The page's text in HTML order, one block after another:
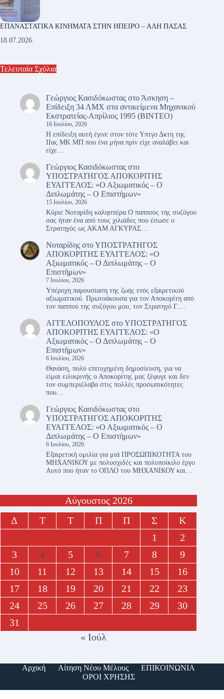
ΕΠΑΝΑΣΤΑΤΙΚΑ ΚΙΝΗΜΑΤΑ ΣΤΗΝ ΗΠΕΙΡΟ – ΑΛΗ ΠΑΣΑΣ
18.07.2026.
Τελευταία Σχόλια
Γεώργιος Κασιδόκωστας στο Άσκηση –
Επίδειξη 34 ΛΜΧ στα αντικείμενα Μηχανικού
Εκστρατείας-Απρίλιος 1995 (ΒΙΝΤΕΟ)
16 Ιουλίου, 2026
Η επίδειξη αυτή έγινε στον τότε Υπτγο Δκτη της
ΙΙας ΜΚ ΜΠ που ένα μήνα πρίν είχε αναλάβει και
είχε…
Γεώργιος Κασιδόκωστας στο
ΥΠΟΣΤΡΑΤΗΓΟΣ ΑΠΟΚΟΡΙΤΗΣ
ΕΥΑΓΓΕΛΟΣ: «Ο Αξιωματικός – Ο
Διπλωμάτης – Ο Επιστήμων»
15 Ιουλίου, 2026
Κύριε Νοταρίδη καλησπέρα Ο παππούς της συζύγου
σας ήταν ένα από τους χιλιάδες που έσωσε ο
Στρατηγός ως ΑΚΑΜ ΑΓΚΥΡΑΣ…
Νοταρίδης στοΥΠΟΣΤΡΑΤΗΓΟΣ
ΑΠΟΚΟΡΙΤΗΣ ΕΥΑΓΓΕΛΟΣ: «Ο
Αξιωματικός – Ο Διπλωμάτης – Ο
Επιστήμων»
7 Ιουλίου, 2026
Υπέροχη παρουσίαση της ζωής ενός εξαιρετικού
αξιωματικού. Πρωτοάκουσα για τον Αποκορίτη από
τον παππού της συζύγου μου, τον Στρατηγό Γ.…
ΑΓΓΕΛΟΠΟΥΛΟΣ στοΥΠΟΣΤΡΑΤΗΓΟΣ
ΑΠΟΚΟΡΙΤΗΣ ΕΥΑΓΓΕΛΟΣ: «Ο
Αξιωματικός – Ο Διπλωμάτης – Ο
Επιστήμων»
6 Ιουλίου, 2026
Θανάση, πολύ επιτυχημένη δημοσίευση, για να
είμαι ειλικρινής ο Αποκορίτης μας ξέφυγε και δεν
τον συμπεριέλαβα στις πολλές προσωπικότητες
που…
Γεώργιος Κασιδόκωστας στο
ΥΠΟΣΤΡΑΤΗΓΟΣ ΑΠΟΚΟΡΙΤΗΣ
ΕΥΑΓΓΕΛΟΣ: «Ο Αξιωματικός – Ο
Διπλωμάτης – Ο Επιστήμων»
6 Ιουλίου, 2026
Εξαιρετική ομιλία για μιά ΠΡΟΣΩΠΙΚΟΤΗΤΑ του
ΜΗΧΑΝΙΚΟΥ με πολυσχιδές και πολυποίκιλο έργο
Αυτό που ήταν το ΟΠΛΟ του ΜΗΧΑΝΙΚΟΥ και…
Αύγουστος 2026
Δ
Τ Τ Π Π Σ
Κ
1
2
3
4 5 6 7 8
9
10
11 12 13 14 15
16
17
18 19 20 21 22
23
24
25 26 27 28 29
30
31
« Ιούλ
Αρχική Αίτηση Νέου Μέλους
ΕΠΙΚΟΙΝΩΝΙΑ
ΟΡΟΙ ΧΡΗΣΗΣ